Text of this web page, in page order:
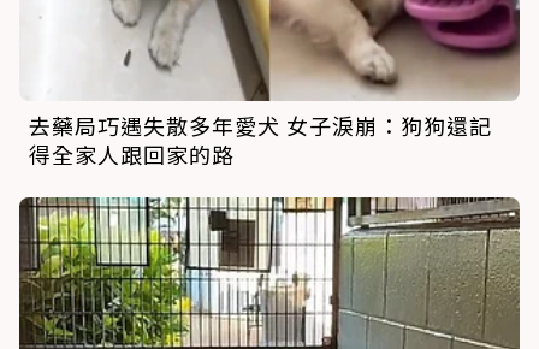
去藥局巧遇失散多年愛犬 女子淚崩：狗狗還記
得全家人跟回家的路